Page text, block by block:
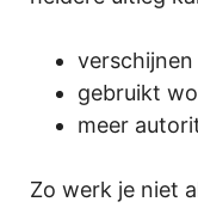
gebruikt
meer
Zo werk je niet